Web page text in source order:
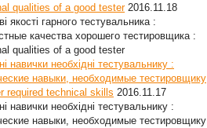
qualities of a good tester 2016.11.18
якості гарного тестувальника :
качества хорошего тестировщика :
qualities of a good tester
навички необхідні тестувальнику :
навыки, необходимые тестировщику
required technical skills 2016.11.17
навички необхідні тестувальнику :
навыки, необходимые тестировщику